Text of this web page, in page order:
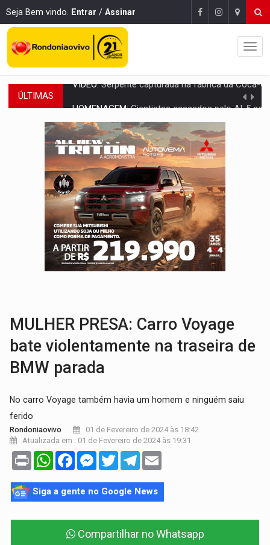
Seja Bem vindo. Entrar / Assinar
ÚLTIMAS Cientistas cassados pelo AI-5 se tornam pesquisadores
VÍDEO:Líder religioso é preso por abusar de fiéis sob pretexto de
LEVANTAMENTO: Brasil tem uma história marcada por guerras, revoltas e
LAMENTÁVEL:Mulher é encontrada morta dentro de residência
'XANDY DO MOTOCROSS':Pai morre em acidente na BR-364 duas semanas após
PESO DO VOTO:Cinco maiores colégios eleitorais concentram 53,7% dos
COLUNA SEMANAL:Largada foi dada e candidatos ao Governo de RO partem
SOB SUSPEITA:Entrega de 286 máquinas em Rondônia coincide com
MULHER PRESA: Carro Voyage
bate violentamente na traseira de
BMW parada
No carro Voyage também havia um homem e ninguém saiu
ferido
Rondoniaovivo
01 de Fevereiro de 2024 às 18:42
Atualizada em : 01 de Fevereiro de 2024 às 19:31
Print WhatsAppFacebookMessenger
TwitterTelegram
Siga a gente no Google News
Compartilhar no Whatsapp